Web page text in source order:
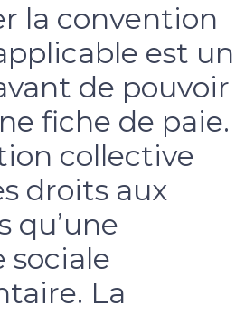
la convention
est un
de pouvoir
fiche de paie.
collective
droits aux
qu’une
sociale
La